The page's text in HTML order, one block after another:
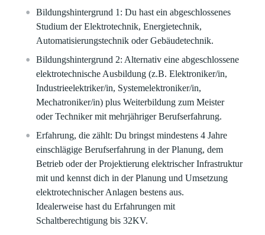
Bildungshintergrund 1: Du hast ein abgeschlossenes
Studium der Elektrotechnik, Energietechnik,
Automatisierungstechnik oder Gebäudetechnik.
Bildungshintergrund 2: Alternativ eine abgeschlossene
elektrotechnische Ausbildung (z.B. Elektroniker/in,
Industrieelektriker/in, Systemelektroniker/in,
Mechatroniker/in)plus Weiterbildung zum Meister
oder Techniker mit mehrjähriger Berufserfahrung.
Erfahrung, die zählt: Du bringst mindestens4 Jahre
einschlägige Berufserfahrung in der Planung, dem
Betrieb oder der Projektierung elektrischer Infrastruktur
mit und kennst dich in der Planung und Umsetzung
elektrotechnischer Anlagen bestens aus.
Idealerweise hast du Erfahrungen mit
Schaltberechtigung bis 32KV.